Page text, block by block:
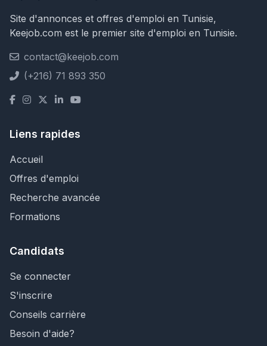
Site d'annonces et offres d'emploi en Tunisie,
Keejob.com est le premier site d'emploi en Tunisie.
contact@keejob.com
(+216) 71 893 350
Liens rapides
Accueil
Offres d'emploi
Recherche avancée
Formations
Candidats
Se connecter
S'inscrire
Conseils carrière
Besoin d'aide?